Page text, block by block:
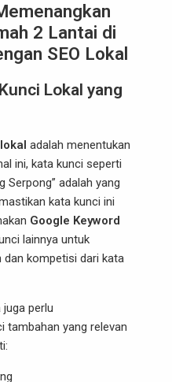
2 Lantai di
SEO Lokal
Lokal yang
adalah menentukan
ini, kata kunci seperti
Serpong” adalah yang
kata kunci ini
Google Keyword
lainnya untuk
dan kompetisi dari kata
perlu
tambahan yang relevan